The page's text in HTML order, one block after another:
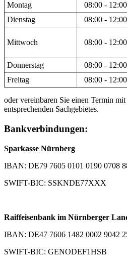
Montag 08:00 -
Dienstag
08:00 -
Mittwoch 08:00 -
Donnerstag 08:00 -
Freitag
08:00 -
oder vereinbaren Sie einen Termin
entsprechenden Sachgebietes.
Bankverbindungen:
Sparkasse Nürnberg
IBAN: DE79 7605 0101 0190 0708
SWIFT-BIC: SSKNDE77XXX
Raiffeisenbank im Nürnberger
IBAN: DE47 7606 1482 0002 9042
SWIFT-BIC: GENODEF1HSB